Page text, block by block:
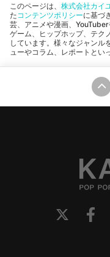
このページは、 株式会社カイ
た コンテンツポリシーに基づ
芸、アニメや漫画、
ゲーム、ヒップホップ、テク
しています。様々なジャンル
ューやコラム、レポートとい